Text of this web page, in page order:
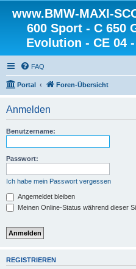
www.BMW-MAXI-
600 Sport - C 650
Evolution - CE 04
FAQ
Portal Foren-Übersicht
Anmelden
Benutzername:
Passwort:
Ich habe mein Passwort vergessen
Angemeldet bleiben
Meinen Online-Status während dieser
REGISTRIEREN